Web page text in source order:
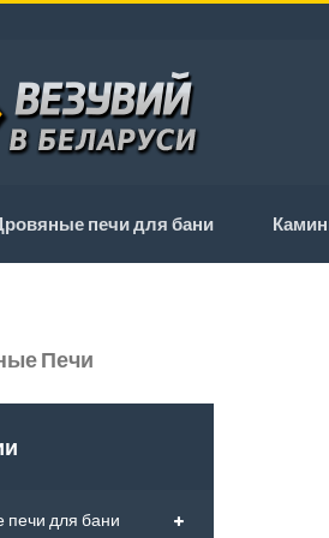
печи для бани
Печи Для Бани Everest
Печи
печи для бани